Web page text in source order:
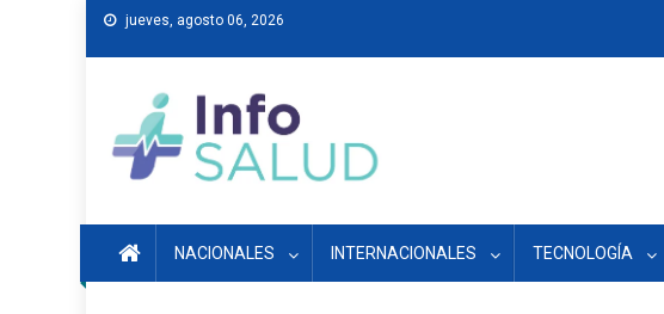
jueves, agosto 06, 2026
NACIONALES INTERNACIONALES TECNOLOGÍA